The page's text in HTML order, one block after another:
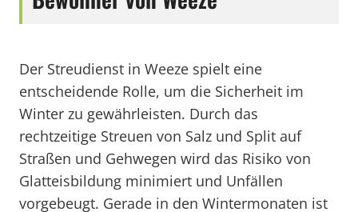
Der Streudienst in Weeze spielt eine
entscheidende Rolle, um die Sicherheit im
Winter zu gewährleisten. Durch das
rechtzeitige Streuen von Salz und Split auf
Straßen und Gehwegen wird das Risiko von
Glatteisbildung minimiert und Unfällen
vorgebeugt. Gerade in den Wintermonaten ist